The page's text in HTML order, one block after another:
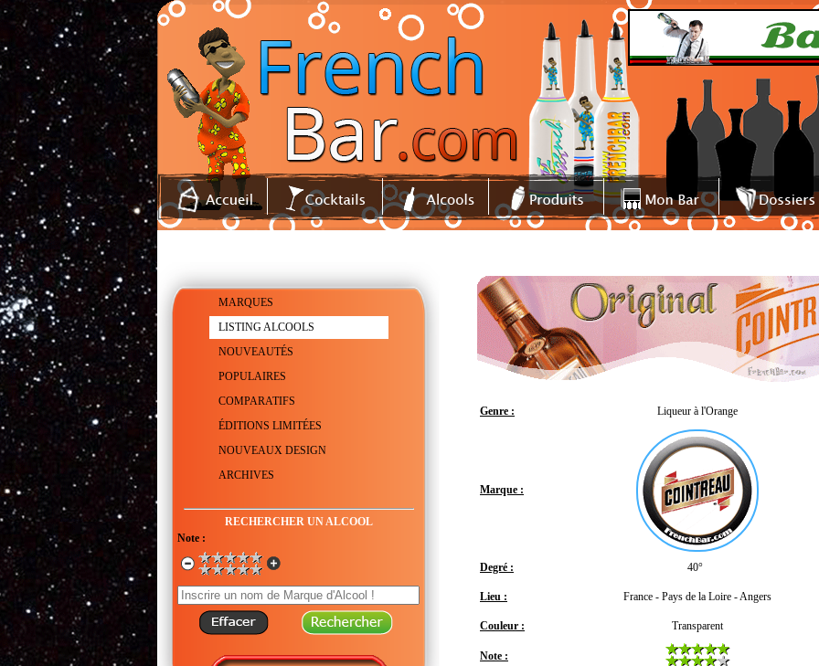
MARQUES
LISTING ALCOOLS
NOUVEAUTÉS
POPULAIRES
COMPARATIFS
ÉDITIONS LIMITÉES
NOUVEAUX DESIGN
ARCHIVES
RECHERCHER UN ALCOOL
Note :
Genre : Liqueur à l'Orange
Marque :
Degré : 40°
Lieu : France - Pays de la Loire - Angers
Couleur : Transparent
Note :